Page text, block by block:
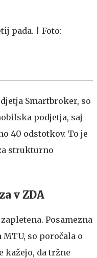
Smartbroker, so
podjetja, saj
40 odstotkov. To je
strukturno
v ZDA
Posamezna
so poročala o
kažejo, da tržne